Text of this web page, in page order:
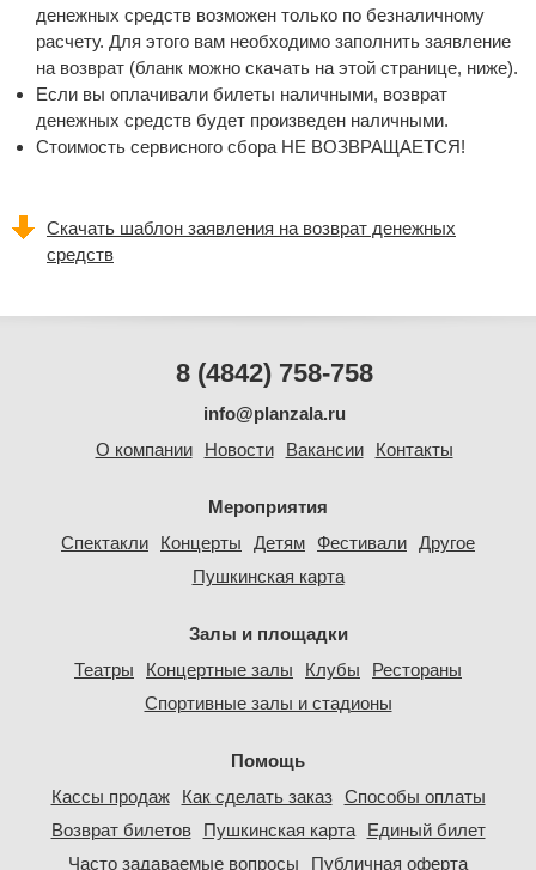
денежных средств возможен только по безналичному
расчету. Для этого вам необходимо заполнить заявление
на возврат (бланк можно скачать на этой странице, ниже).
Если вы оплачивали билеты наличными, возврат
денежных средств будет произведен наличными.
Стоимость сервисного сбора НЕ ВОЗВРАЩАЕТСЯ!
Скачать шаблон заявления на возврат денежных
средств
Мероприятия
Спектакли
Концерты Детям Фестивали Другое
Пушкинская карта
Залы и площадки
Театры
Концертные залы Клубы
Рестораны
Спортивные залы и стадионы
Помощь
Кассы продаж
Как сделать заказ
Способы оплаты
Возврат билетов
Пушкинская карта
Единый билет
Часто задаваемые вопросы
Публичная оферта
8 (4842) 758-758
info@planzala.ru
О компании
Новости Вакансии Контакты